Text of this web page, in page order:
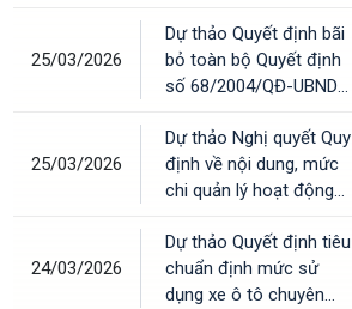
nhà cho các đối tượng
ưu tiên trên địa bàn tỉnh
Hà Tĩnh
25/03/2026
Dự thảo Quyết định bãi
bỏ toàn bộ Quyết định
số 68/2004/QĐ-UBND
UBND tỉnh về cán bộ,
công chức xã, phường,
thị trấn
25/03/2026
Dự thảo Nghị quyết Quy
định về nội dung, mức
chi quản lý hoạt động
khoa học, công nghệ và
đổi mới sáng tạo sử
dụng ngân sách nhà
24/03/2026
Dự thảo Quyết định tiêu
chuẩn định mức sử
dụng xe ô tô chuyên